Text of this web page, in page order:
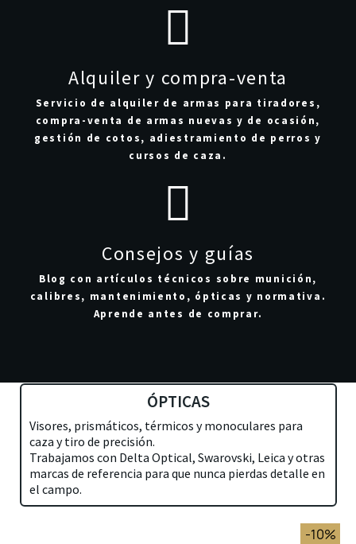
Alquiler y compra-venta
Servicio de alquiler de armas para tiradores,
compra-venta de armas nuevas y de ocasión,
gestión de cotos, adiestramiento de perros y
cursos de caza.
Consejos y guías
Blog con artículos técnicos sobre munición,
calibres, mantenimiento, ópticas y normativa.
Aprende antes de comprar.
ÓPTICAS
Visores, prismáticos, térmicos y monoculares para
caza y tiro de precisión.
Trabajamos con Delta Optical, Swarovski, Leica y otras
marcas de referencia para que nunca pierdas detalle en
el campo.
-10%